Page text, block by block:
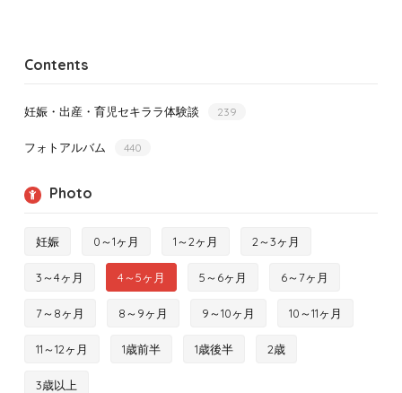
Contents
妊娠・出産・育児セキララ体験談 239
フォトアルバム 440
Photo
妊娠 0～1ヶ月 1～2ヶ月 2～3ヶ月
3～4ヶ月 4～5ヶ月 5～6ヶ月 6～7ヶ月
7～8ヶ月 8～9ヶ月 9～10ヶ月 10～11ヶ月
11～12ヶ月 1歳前半 1歳後半 2歳
3歳以上